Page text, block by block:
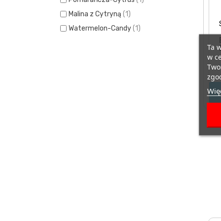
OstroVit(2)
Real Pharm
(1)
Malina z Cytryną (1)
Watermelon-Candy(1)
Ta
w